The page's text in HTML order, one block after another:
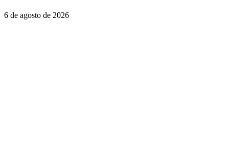
6 de agosto de 2026